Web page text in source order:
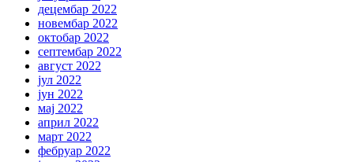
децембар 2022
новембар 2022
октобар 2022
септембар 2022
август 2022
јул 2022
јун 2022
мај 2022
април 2022
март 2022
фебруар 2022